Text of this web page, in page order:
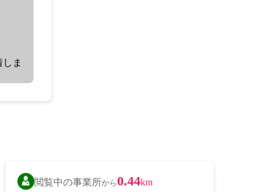
ま
閲覧中の事業所から0.44km